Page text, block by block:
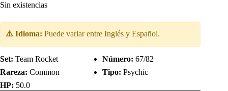
Sin existencias
⚠️ Idioma: Puede variar entre Inglés y Español.
Set: Team Rocket Número: 67/82
Rareza: Common Tipo: Psychic
HP: 50.0